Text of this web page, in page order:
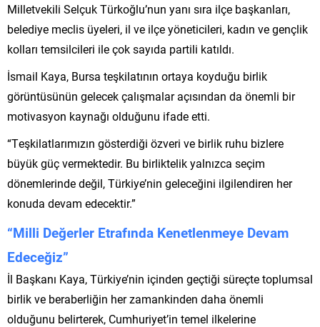
Milletvekili Selçuk Türkoğlu’nun yanı sıra ilçe başkanları,
belediye meclis üyeleri, il ve ilçe yöneticileri, kadın ve gençlik
kolları temsilcileri ile çok sayıda partili katıldı.
İsmail Kaya, Bursa teşkilatının ortaya koyduğu birlik
görüntüsünün gelecek çalışmalar açısından da önemli bir
motivasyon kaynağı olduğunu ifade etti.
“Teşkilatlarımızın gösterdiği özveri ve birlik ruhu bizlere
büyük güç vermektedir. Bu birliktelik yalnızca seçim
dönemlerinde değil, Türkiye’nin geleceğini ilgilendiren her
konuda devam edecektir.”
“Milli Değerler Etrafında Kenetlenmeye Devam
Edeceğiz”
İl Başkanı Kaya, Türkiye’nin içinden geçtiği süreçte toplumsal
birlik ve beraberliğin her zamankinden daha önemli
olduğunu belirterek, Cumhuriyet’in temel ilkelerine